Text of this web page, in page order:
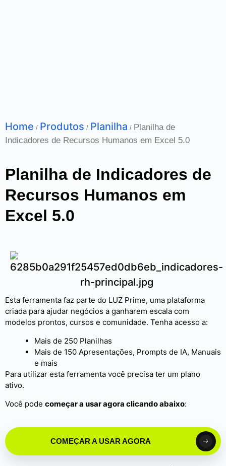
Home / Produtos / Planilha / Planilha de
Indicadores de Recursos Humanos em Excel 5.0
Planilha de Indicadores de
Recursos Humanos em
Excel 5.0
Esta ferramenta faz parte do LUZ Prime, uma plataforma
criada para ajudar negócios a ganharem escala com
modelos prontos, cursos e comunidade. Tenha acesso a:
Mais de 250 Planilhas
Mais de 150 Apresentações, Prompts de IA, Manuais
e mais
Para utilizar esta ferramenta você precisa ter um plano
ativo.
Você pode começar a usar agora clicando abaixo:
COMEÇAR A USAR AGORA